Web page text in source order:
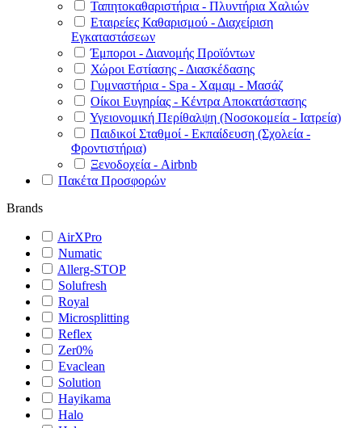
Ταπητοκαθαριστήρια - Πλυντήρια Χαλιών
Εταιρείες Καθαρισμού - Διαχείριση
Εγκαταστάσεων
Έμποροι - Διανομής Προϊόντων
Χώροι Εστίασης - Διασκέδασης
Γυμναστήρια - Spa - Χαμαμ - Μασάζ
Οίκοι Ευγηρίας - Κέντρα Αποκατάστασης
Υγειονομική Περίθαλψη (Νοσοκομεία - Ιατρεία)
Παιδικοί Σταθμοί - Εκπαίδευση (Σχολεία -
Φροντιστήρια)
Ξενοδοχεία - Airbnb
Πακέτα Προσφορών
Brands
AirXPro
Numatic
Allerg-STOP
Solufresh
Royal
Microsplitting
Reflex
Zer0%
Evaclean
Solution
Hayikama
Halo